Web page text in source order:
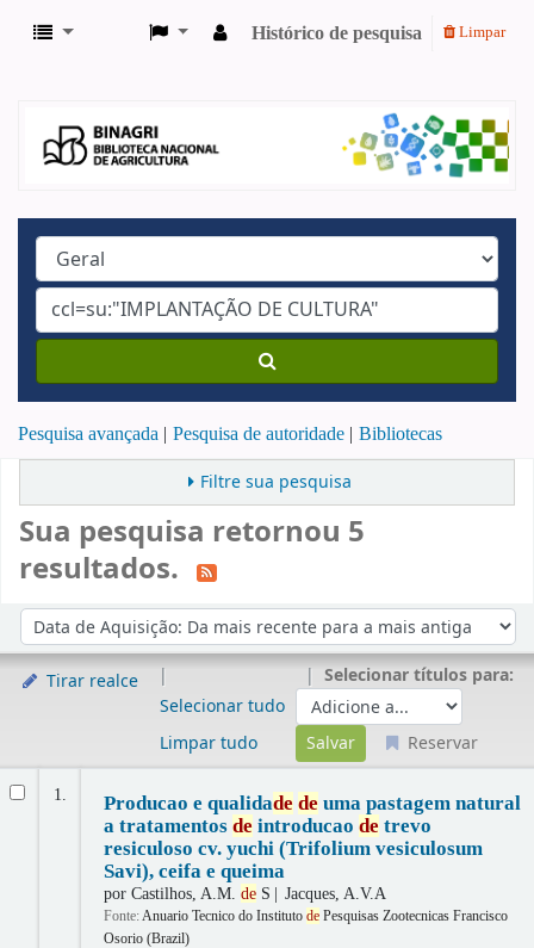
Histórico de pesquisa Limpar
Pesquisa avançada Pesquisa de autoridade Bibliotecas
Filtre sua pesquisa
Sua pesquisa retornou 5
resultados.
Ordenar por:
Tirar realce
Selecionar tudo
Limpar tudo
Selecionar títulos para:
Reservar
1. Producao e qualidade de uma pastagem natural
a tratamentos de introducao de trevo
resiculoso cv. yuchi (Trifolium vesiculosum
Savi), ceifa e queima
por Castilhos, A.M. deS Jacques, A.V.A
Fonte: Anuario Tecnico do Instituto dePesquisas Zootecnicas Francisco
Osorio (Brazil)